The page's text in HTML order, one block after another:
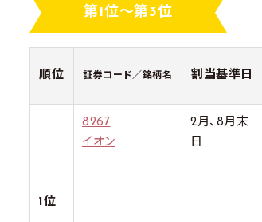
第1位～第3位
順位 証券コード／銘柄名 割当基準日
1位
8267
イオン
2月、8月末
日